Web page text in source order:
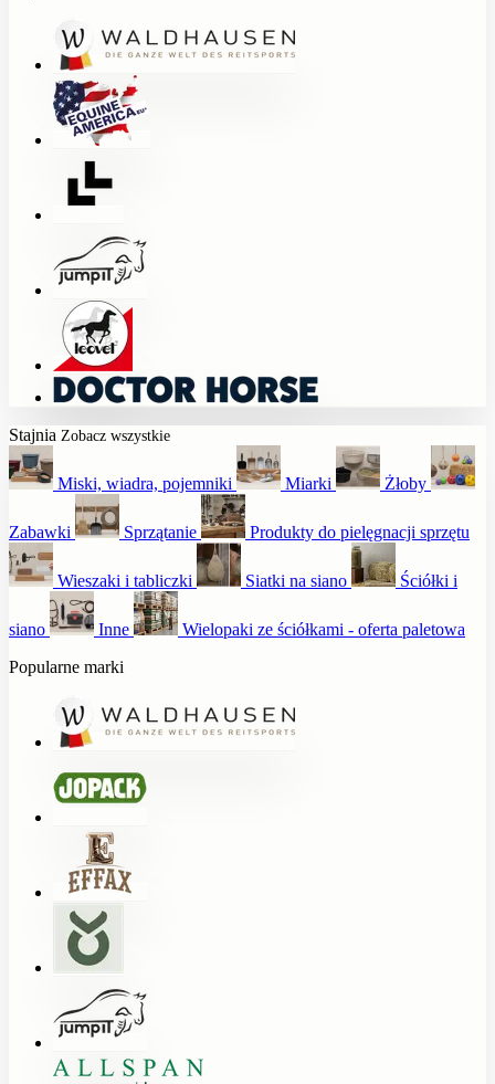
Stajnia Zobacz wszystkie
Miski, wiadra, pojemniki Miarki Żłoby
Zabawki Sprzątanie Produkty do pielęgnacji sprzętu
Wieszaki i tabliczki Siatki na siano Ściółki i
siano Inne
Wielopaki ze ściółkami - oferta paletowa
Popularne marki